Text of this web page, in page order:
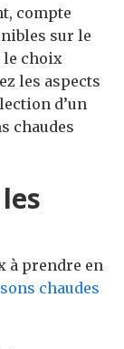
compte
sur le
le choix
les aspects
d’un
chaudes
à prendre en
chaudes